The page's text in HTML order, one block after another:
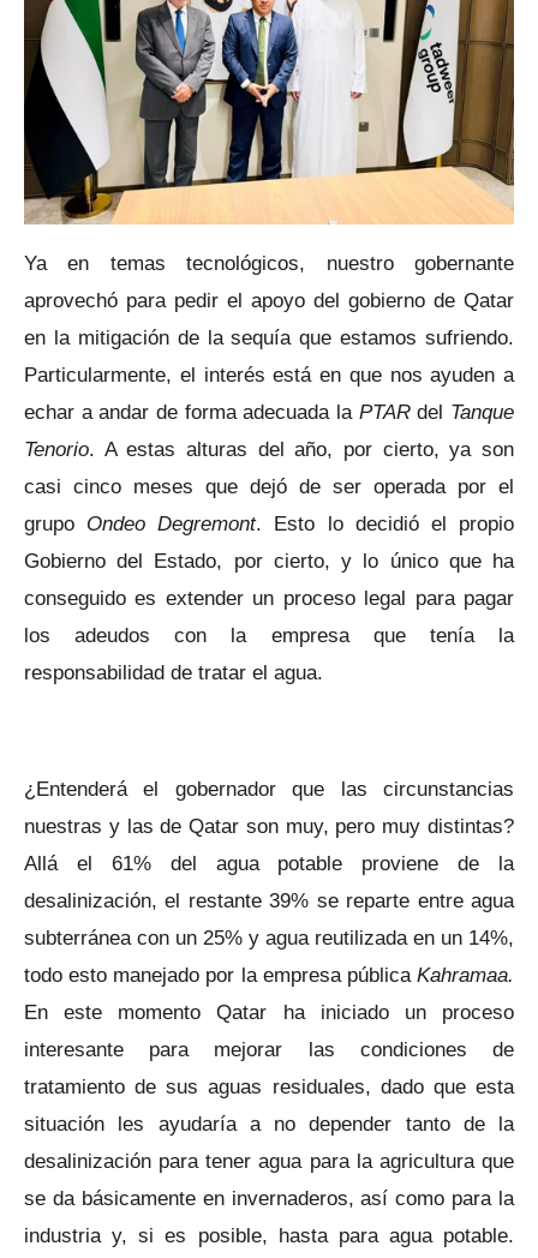
Ya en temas tecnológicos, nuestro gobernante
aprovechó para pedir el apoyo del gobierno de Qatar
en la mitigación de la sequía que estamos sufriendo.
Particularmente, el interés está en que nos ayuden a
echar a andar de forma adecuada la PTARdel Tanque
Tenorio. A estas alturas del año, por cierto, ya son
casi cinco meses que dejó de ser operada por el
grupo Ondeo Degremont. Esto lo decidió el propio
Gobierno del Estado, por cierto, y lo único que ha
conseguido es extender un proceso legal para pagar
los adeudos con la empresa que tenía la
responsabilidad de tratar el agua.
¿Entenderá el gobernador que las circunstancias
nuestras y las de Qatar son muy, pero muy distintas?
Allá el 61% del agua potable proviene de la
desalinización, el restante 39% se reparte entre agua
subterránea con un 25% y agua reutilizada en un 14%,
todo esto manejado por la empresa pública Kahramaa.
En este momento Qatar ha iniciado un proceso
interesante para mejorar las condiciones de
tratamiento de sus aguas residuales, dado que esta
situación les ayudaría a no depender tanto de la
desalinización para tener agua para la agricultura que
se da básicamente en invernaderos, así como para la
industria y, si es posible, hasta para agua potable.